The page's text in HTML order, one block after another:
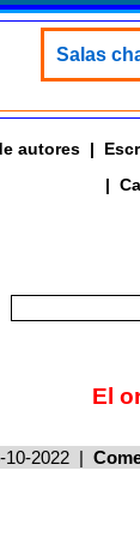
Salas
autores |
|
El
10-2022 |